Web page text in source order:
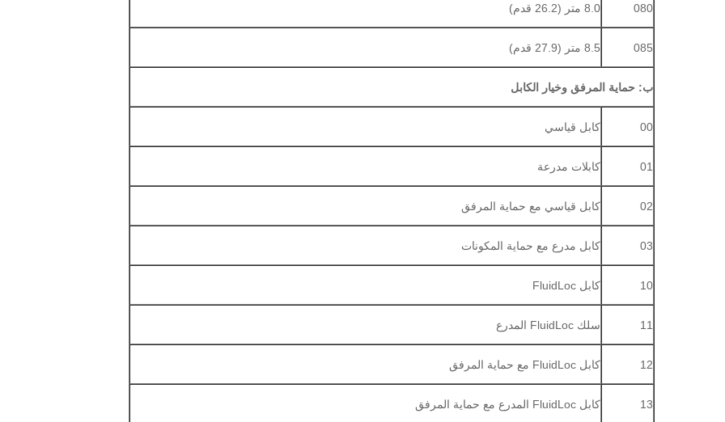
080 8.0 متر (26.2 قدم)
085 8.5 متر (27.9 قدم)
ب: حماية المرفق وخيار الكابل
00 كابل قياسي
01 كابلات مدرعة
02 كابل قياسي مع حماية المرفق
03 كابل مدرع مع حماية المكونات
10 كابل FluidLoc
11 سلك FluidLoc المدرع
12 كابل FluidLoc مع حماية المرفق
13 كابل FluidLoc المدرع مع حماية المرفق